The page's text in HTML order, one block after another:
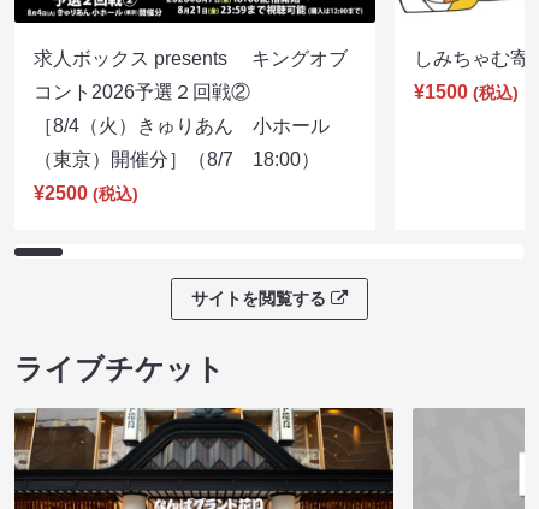
求人ボックス presents キングオブ
コント2026予選２回戦②
［8/4（火）きゅりあん 小ホール
（東京）開催分］（8/7 18:00）
¥2500 (税込)
しみちゃむ
¥1500 (税込)
サイトを閲覧する
ライブチケット